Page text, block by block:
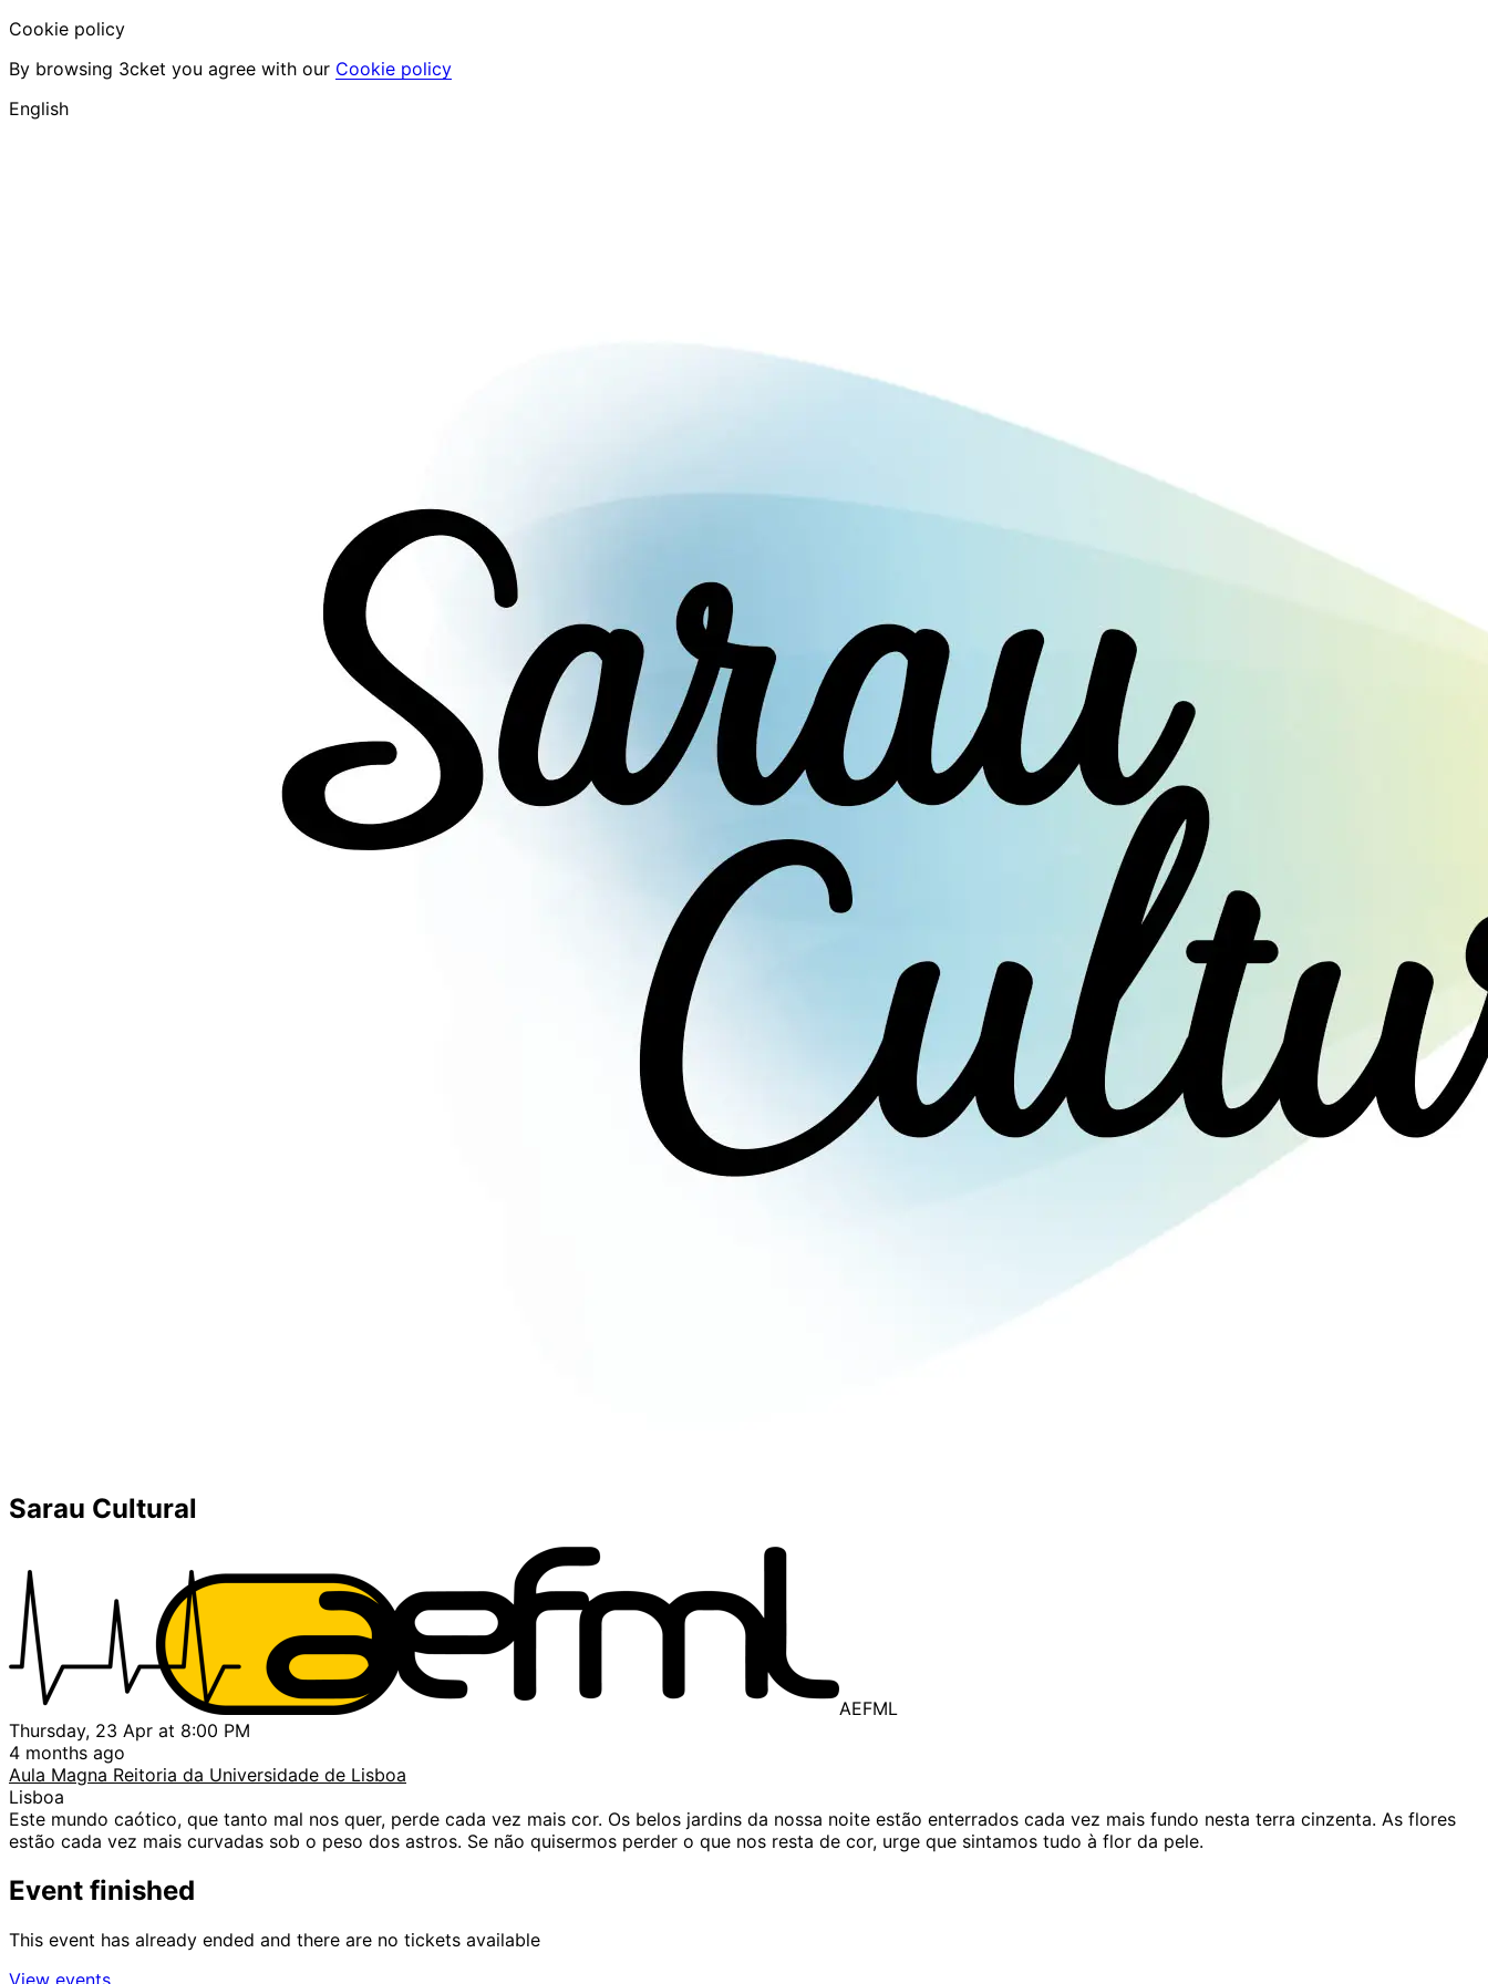
Cookie policy
By browsing 3cket you agree with our Cookie policy
English
Sarau Cultural
AEFML
Thursday, 23 Apr at 8:00 PM
4 months ago
Aula Magna Reitoria da Universidade de Lisboa
Lisboa
Este mundo caótico, que tanto mal nos quer, perde cada vez mais cor. Os belos jardins da nossa noite estão enterrados cada vez mais fundo nesta terra cinzenta. As flores
estão cada vez mais curvadas sob o peso dos astros. Se não quisermos perder o que nos resta de cor, urge que sintamos tudo à flor da pele.
Event finished
This event has already ended and there are no tickets available
View events